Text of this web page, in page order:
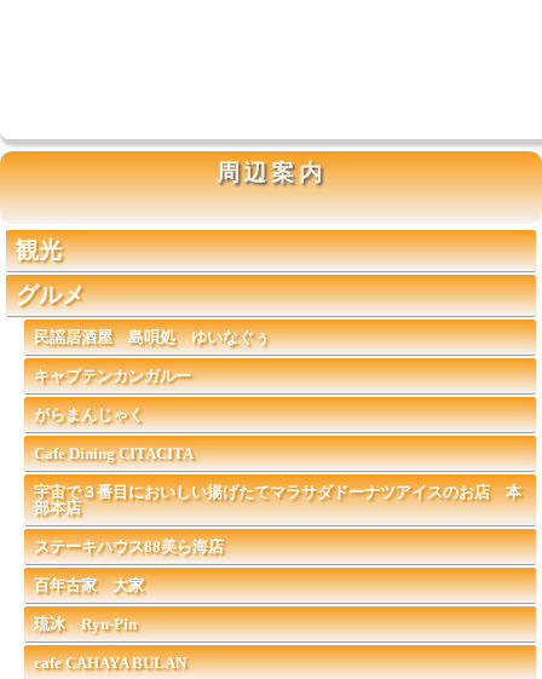
周辺案内
観光
グルメ
民謡居酒屋 島唄処 ゆいなぐぅ
キャプテンカンガルー
がらまんじゃく
Cafe Dining CITACITA
宇宙で３番目においしい揚げたてマラサダドーナツアイスのお店 本
部本店
ステーキハウス88美ら海店
百年古家 大家
琉冰 Ryu-Pin
cafe CAHAYA BULAN